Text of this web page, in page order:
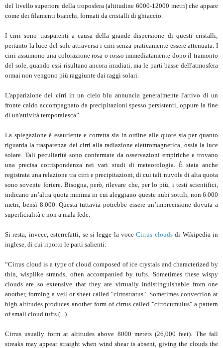
del livello superiore della troposfera (altitudine 6000-12000 metri) che appare
come dei filamenti bianchi, formati da cristalli di ghiaccio.
I cirri sono trasparenti a causa della grande dispersione di questi cristalli;
pertanto la luce del sole attraversa i cirri senza praticamente essere attenuata. I
cirri assumono una colorazione rosa o rosso immediatamente dopo il tramonto
del sole, quando essi risultano ancora irradiati, ma le parti basse dell'atmosfera
ormai non vengono più raggiunte dai raggi solari.
L'apparizione dei cirri in un cielo blu annuncia generalmente l'arrivo di un
fronte caldo accompagnato da precipitazioni spesso persistenti, oppure la fine
di un'attività temporalesca”.
La spiegazione è esauriente e corretta sia in ordine alle quote sia per quanto
riguarda la trasparenza dei cirri alla radiazione elettromagnetica, ossia la luce
solare. Tali peculiarità sono confermate da osservazioni empiriche e trovano
una precisa corrispondenza nei vari studi di meteorologia. È stata anche
registrata una relazione tra cirri e precipitazioni, di cui tali nuvole di alta quota
sono sovente foriere. Bisogna, però, rilevare che, per lo più, i testi scientifici,
indicano un’altra quota minima in cui aleggiano queste nubi sottili, non 6.000
metri, bensì 8.000. Questa tuttavia potrebbe essere un’imprecisione dovuta a
superficialità e non a mala fede.
Si resta, invece, esterrefatti, se si legge la voceCirrus cloudsdi Wikipedia in
inglese, di cui riporto le parti salienti:
“Cirrus cloud is a type of cloud composed of ice crystals and characterized by
thin, wisplike strands, often accompanied by tufts. Sometimes these wispy
clouds are so extensive that they are virtually indistinguishable from one
another, forming a veil or sheet called "cirrostratus". Sometimes convection at
high altitudes produces another form of cirrus called "cirrocumulus" a pattern
of small cloud tufts.(...)
Cirrus usually form at altitudes above 8000 meters (26,000 feet). The fall
streaks may appear straight when wind shear is absent, giving the clouds the